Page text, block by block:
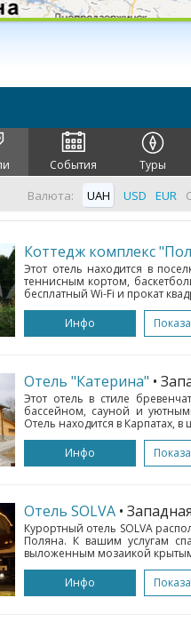
События Туры
Валюта: UAH USD EUR
Коттедж комплекс
Этот отель находится в
теннисным кортом,
бесплатный Wi-Fi и прокат
Инфо
Отель "Катерина" •
Этот отель в стиле
бассейном, сауной и
Отель находится в Карпатах, в
Инфо
Отель SOLVA • Западная
Курортный отель SOLVA
Поляна. К вашим услугам
выложенным мозаикой
Инфо